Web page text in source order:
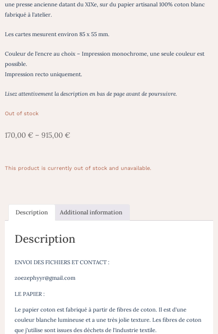
une presse ancienne datant du XIXe, sur du papier artisanal 100% coton blanc
fabriqué à l’atelier.
Les cartes mesurent environ 85 x 55 mm.
Couleur de l’encre au choix – Impression monochrome, une seule couleur est
possible.
Impression recto uniquement.
Lisez attentivement la description en bas de page avant de poursuivre.
Out of stock
170,00 € – 915,00 €
This product is currently out of stock and unavailable.
Description Additional information
Description
ENVOI DES FICHIERS ET CONTACT :
zoezephyyr@gmail.com
LE PAPIER :
Le papier coton est fabriqué à partir de fibres de coton. Il est d’une
couleur blanche lumineuse et a une très jolie texture. Les fibres de coton
que j’utilise sont issues des déchets de l’industrie textile.